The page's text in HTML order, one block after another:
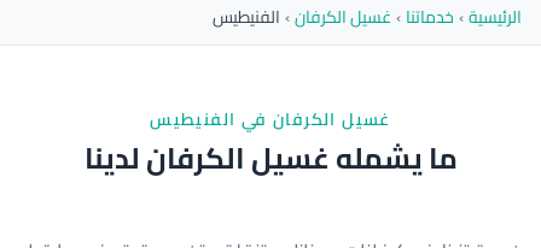
الرئيسية›خدماتنا›غسيل الكرفان›الفنيطيس
غسيل الكرفان في الفنيطيس
ما يشمله غسيل الكرفان لدينا